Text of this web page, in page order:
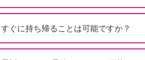
ぐに持ち帰ることは可能ですか？